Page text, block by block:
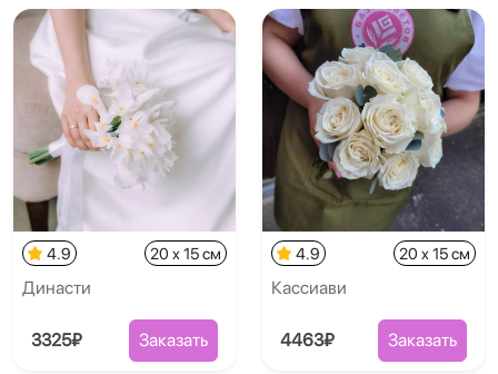
4.9 20 x 15 см
Династи
3325₽ Заказать
4.9 20 x 15 см
Кассиави
4463₽ Заказать